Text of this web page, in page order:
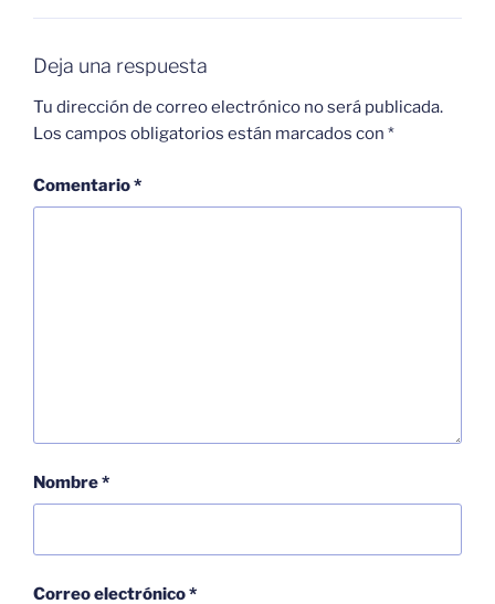
Deja una respuesta
Tu dirección de correo electrónico no será publicada.
Los campos obligatorios están marcados con *
Comentario*
Nombre*
Correo electrónico*